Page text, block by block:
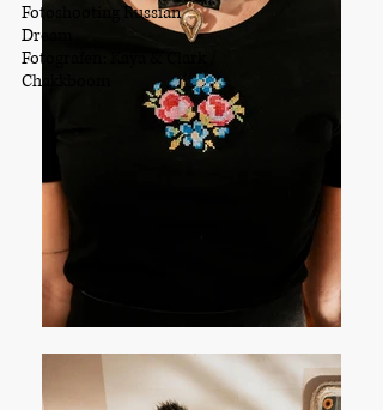
Fotoshooting Russian
Dream
Fotografen: Kaya & Clark /
Chakkboom